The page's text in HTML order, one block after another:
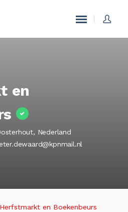
en
Nederland
Herfstmarkt en Boekenbeurs